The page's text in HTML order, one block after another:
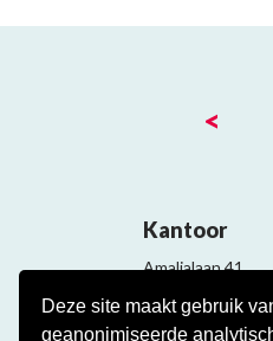
Deze site maakt gebruik
geanonimiseerde
<
Kantoor
Amalialaan 41
Contact